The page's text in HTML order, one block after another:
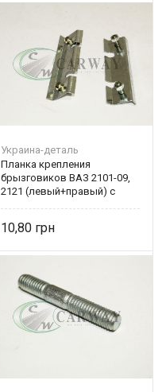
Украина-деталь
Планка крепления
брызговиков ВАЗ 2101-09,
2121 (левый+правый) с
10,80